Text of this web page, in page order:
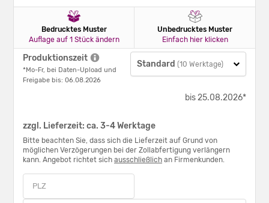
Bedrucktes Muster
Auflage auf 1 Stück ändern
Unbedrucktes Muster
Einfach hier klicken
Produktionszeit
*Mo-Fr, bei Daten-Upload und
Freigabe bis: 06.08.2026
Standard (10 Werktage)
bis 25.08.2026*
zzgl. Lieferzeit: ca. 3-4 Werktage
Bitte beachten Sie, dass sich die Lieferzeit auf Grund von
möglichen Verzögerungen bei der Zollabfertigung verlängern
kann. Angebot richtet sich ausschließlich an Firmenkunden.